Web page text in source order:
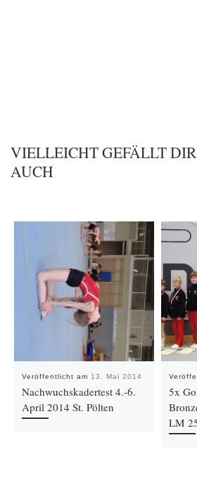
VIELLEICHT GEFÄLLT DIR
AUCH
Veröffentlicht am 13. Mai 2014
Nachwuchskadertest 4.-6.
April 2014 St. Pölten
5x
LM